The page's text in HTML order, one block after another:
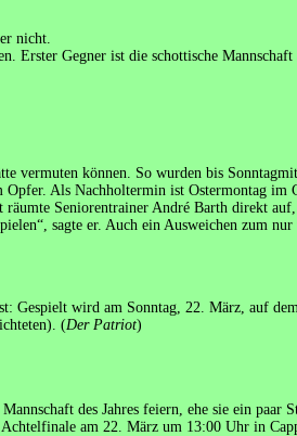
nicht.
Erster Gegner ist die schottische
vermuten können. So wurden bis
Als Nachholtermin ist Ostermontag im
Seniorentrainer André Barth direkt
sagte er. Auch ein Ausweichen zum
Gespielt wird am Sonntag, 22. März, auf
(Der Patriot)
des Jahres feiern, ehe sie ein paar
am 22. März um 13:00 Uhr in